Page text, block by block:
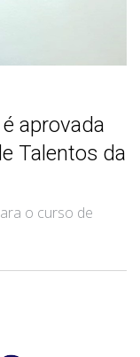
aprovada
Talentos da
o curso de